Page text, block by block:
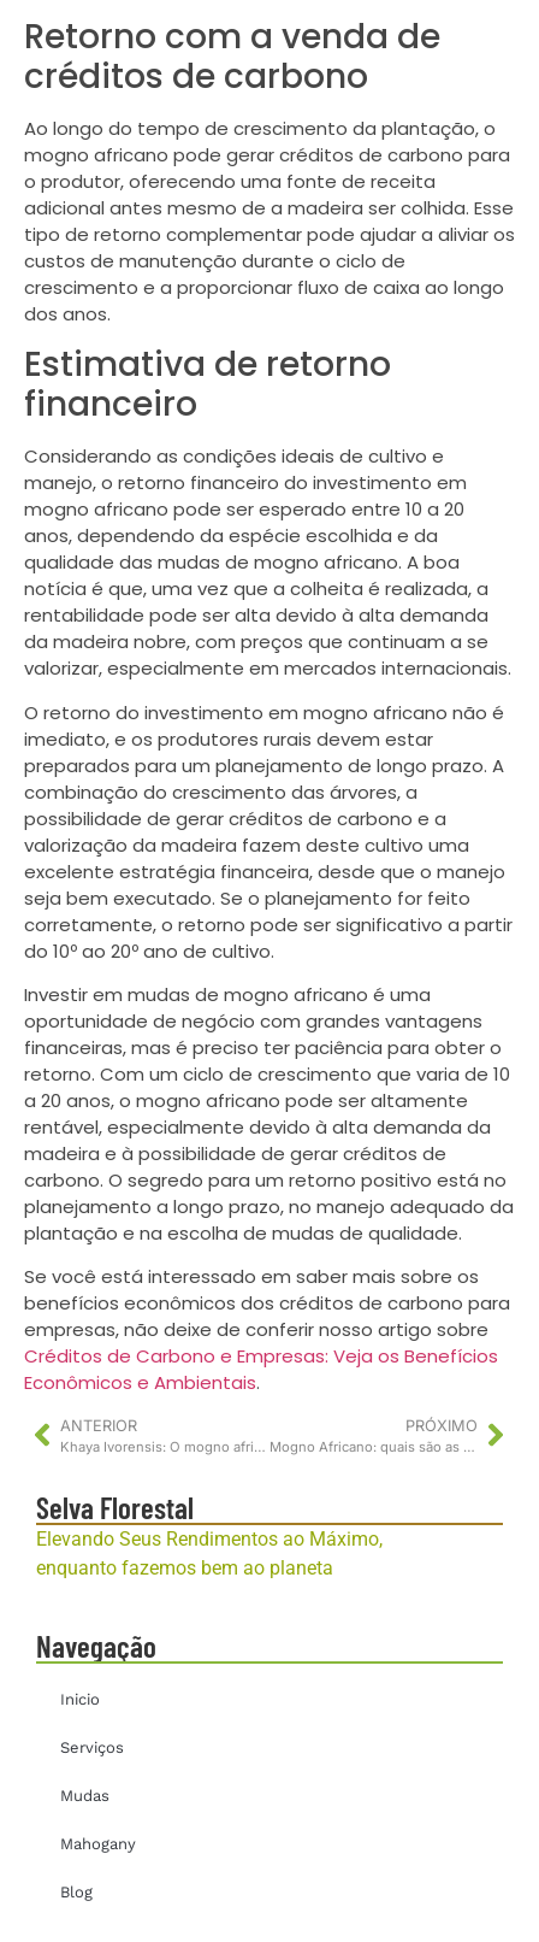
Retorno com a venda de
créditos de carbono
Ao longo do tempo de crescimento da plantação, o
mogno africano pode gerar créditos de carbono para
o produtor, oferecendo uma fonte de receita
adicional antes mesmo de a madeira ser colhida. Esse
tipo de retorno complementar pode ajudar a aliviar os
custos de manutenção durante o ciclo de
crescimento e a proporcionar fluxo de caixa ao longo
dos anos.
Estimativa de retorno
financeiro
Considerando as condições ideais de cultivo e
manejo, o retorno financeiro do investimento em
mogno africano pode ser esperado entre 10 a 20
anos, dependendo da espécie escolhida e da
qualidade das mudas de mogno africano. A boa
notícia é que, uma vez que a colheita é realizada, a
rentabilidade pode ser alta devido à alta demanda
da madeira nobre, com preços que continuam a se
valorizar, especialmente em mercados internacionais.
O retorno do investimento em mogno africano não é
imediato, e os produtores rurais devem estar
preparados para um planejamento de longo prazo. A
combinação do crescimento das árvores, a
possibilidade de gerar créditos de carbono e a
valorização da madeira fazem deste cultivo uma
excelente estratégia financeira, desde que o manejo
seja bem executado. Se o planejamento for feito
corretamente, o retorno pode ser significativo a partir
do 10º ao 20º ano de cultivo.
Investir em mudas de mogno africano é uma
oportunidade de negócio com grandes vantagens
financeiras, mas é preciso ter paciência para obter o
retorno. Com um ciclo de crescimento que varia de 10
a 20 anos, o mogno africano pode ser altamente
rentável, especialmente devido à alta demanda da
madeira e à possibilidade de gerar créditos de
carbono. O segredo para um retorno positivo está no
planejamento a longo prazo, no manejo adequado da
plantação e na escolha de mudas de qualidade.
Se você está interessado em saber mais sobre os
benefícios econômicos dos créditos de carbono para
empresas, não deixe de conferir nosso artigo sobre
Créditos de Carbono e Empresas: Veja os Benefícios
Econômicos e Ambientais.
ANTERIOR
Khaya Ivorensis: O mogno africano que mais cresce no Brasil
PRÓXIMO
Mogno Africano: quais são as espécies e como escolher a ideal
Selva Florestal
Elevando Seus Rendimentos ao Máximo,
enquanto fazemos bem ao planeta
Navegação
Inicio
Serviços
Mudas
Mahogany
Blog